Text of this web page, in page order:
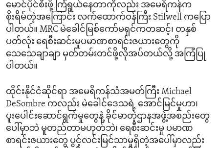
မောင်ပိုင်စီးဖို့ ကြံရွယ်နေတာကိုလည်း အမေရိကန်က
စိုးရိမ်တဲ့အကြောင်း လက်ထောက်ဝန်ကြီး Stilwell ကပြော
ပါတယ်။ MRC မဲခေါင်မြစ်ကော်မရှင်ကတဆင့်၊ တနှစ်
ပတ်လုံး ရေစီးဆင်းမှုပမာဏစာရင်းဇယားတွေကို
သေသေချာချာ မှတ်တမ်းတင်ဖို့လိုအပ်တယ်လို့ အကြံပြု
ပါတယ်။
ထိုင်းနိုင်ငံဆိုင်ရာ အမေရိကန်သံအမတ်ကြီး Michael
DeSombre ကလည်း မဲခေါင်ဒေသရဲ့ အောင်မြင်မှုဟာ၊
ပူးပေါင်းဆောင်ရွက်မှုတွေနဲ့ ခိုင်မာတဲ့ဌာနအဖွဲ့အစည်းတွေ
ပေါ်မှာဘဲ မူတည်တာမဟုတ်ဘဲ၊ ရေစီးဆင်းမှု ပမာဏ
စာရင်းဇယားတွေ ပွင့်လင်းမြင်သာမှုရှိတဲ့အပေါ်မှာလည်း